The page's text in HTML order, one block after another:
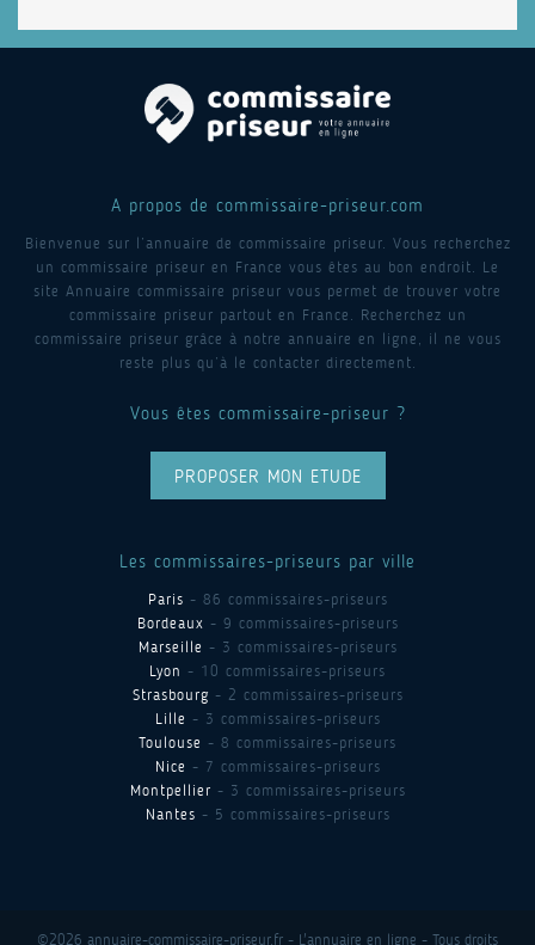
A propos de commissaire-priseur.com
Bienvenue sur l’annuaire de commissaire priseur. Vous recherchez
un commissaire priseur en France vous êtes au bon endroit. Le
site Annuaire commissaire priseur vous permet de trouver votre
commissaire priseur partout en France. Recherchez un
commissaire priseur grâce à notre annuaire en ligne, il ne vous
reste plus qu’à le contacter directement.
Vous êtes commissaire-priseur ?
PROPOSER MON ETUDE
Les commissaires-priseurs par ville
Paris - 86 commissaires-priseurs
Bordeaux - 9 commissaires-priseurs
Marseille - 3 commissaires-priseurs
Lyon - 10 commissaires-priseurs
Strasbourg - 2 commissaires-priseurs
Lille - 3 commissaires-priseurs
Toulouse - 8 commissaires-priseurs
Nice - 7 commissaires-priseurs
Montpellier - 3 commissaires-priseurs
Nantes - 5 commissaires-priseurs
©2026 annuaire-commissaire-priseur.fr - L'annuaire en ligne - Tous droits